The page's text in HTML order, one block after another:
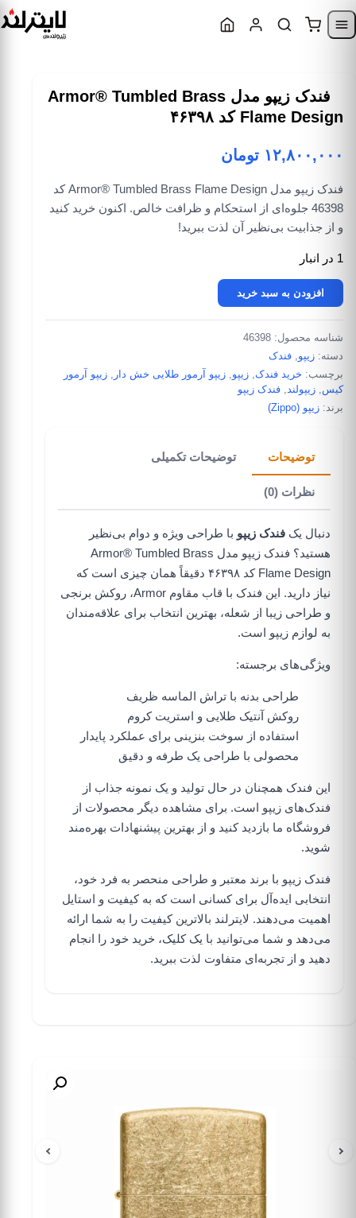
Skip to navigation
فندک زیپو مدل Armor® Tumbled Brass
Flame Design کد ۴۶۳۹۸
۱۲,۸۰۰,۰۰۰ تومان
فندک زیپو مدل Armor® Tumbled Brass Flame Design کد
46398 جلوه‌ای از استحکام و ظرافت خالص. اکنون خرید کنید
و از جذابیت بی‌نظیر آن لذت ببرید!
1 در انبار
فندک زیپو مدل Armor® Tumbled Brass Flame Design کد 46398 عدد
افزودن به سبد خرید
شناسه محصول: 46398
دسته: زیپو فندک
برچسب: خرید فندک زیپو زیپو آرمور طلایی خش دار
زیپو آرمور
کیس زیپولند
فندک زیپو
برند: زیپو (Zippo)
توضیحات توضیحات تکمیلی
نظرات (0)
دنبال یک فندک زیپو با طراحی ویژه و دوام بی‌نظیر
هستید؟ فندک زیپو
مدل Armor® Tumbled Brass
Flame Design کد ۴۶۳۹۸ دقیقاً همان چیزی است که
نیاز دارید. این فندک با قاب مقاوم Armor، روکش برنجی
و طراحی زیبا از شعله، بهترین انتخاب برای علاقه‌مندان
به لوازم زیپو است.
ویژگی‌های برجسته:
طراحی بدنه با تراش الماسه ظریف
روکش آنتیک طلایی و استریت کروم
استفاده از سوخت بنزینی برای عملکرد پایدار
محصولی با طراحی یک طرفه و دقیق
این فندک همچنان در حال تولید و یک نمونه جذاب از
فندک‌های زیپو است. برای مشاهده دیگر محصولات از
فروشگاه ما بازدید کنید و از بهترین پیشنهادات بهره‌مند
شوید.
فندک زیپو با برند معتبر و طراحی منحصر به فرد خود،
انتخابی ایده‌آل برای کسانی است که به کیفیت و استایل
اهمیت می‌دهند. لایترلند بالاترین کیفیت را به شما ارائه
می‌دهد و شما می‌توانید با یک کلیک، خرید خود را انجام
دهید و از تجربه‌ای متفاوت لذت ببرید.